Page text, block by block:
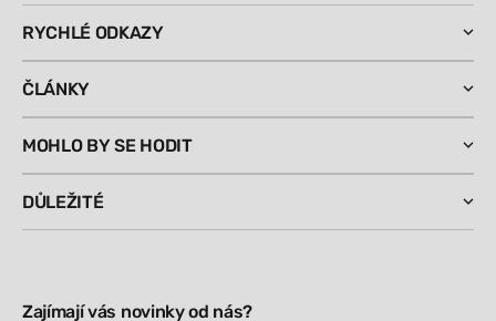
RYCHLÉ ODKAZY
ČLÁNKY
MOHLO BY SE HODIT
DŮLEŽITÉ
Zajímají vás novinky od nás?